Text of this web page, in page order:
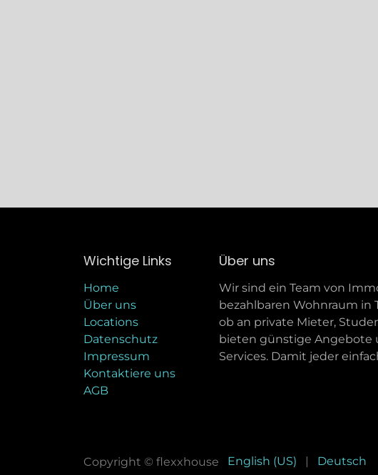
Wichtige Links
Home
Über uns
Locations
Datenschutz
Impressum
Kontaktiere uns
AGB
Über uns
Wir sind ein Team von
bezahlbaren Wohnraum in
ob an private Mieter,
bieten günstige Angebote
Services. Damit jeder
Copyright © flexxhouse English (US) | Deutsch